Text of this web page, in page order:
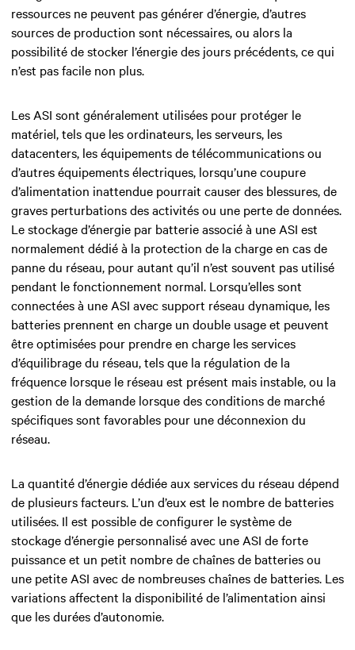
ressources ne peuvent pas générer d’énergie, d’autres
sources de production sont nécessaires, ou alors la
possibilité de stocker l’énergie des jours précédents, ce qui
n’est pas facile non plus.
Les ASI sont généralement utilisées pour protéger le
matériel, tels que les ordinateurs, les serveurs, les
datacenters, les équipements de télécommunications ou
d’autres équipements électriques, lorsqu’une coupure
d’alimentation inattendue pourrait causer des blessures, de
graves perturbations des activités ou une perte de données.
Le stockage d’énergie par batterie associé à une ASI est
normalement dédié à la protection de la charge en cas de
panne du réseau, pour autant qu’il n’est souvent pas utilisé
pendant le fonctionnement normal. Lorsqu’elles sont
connectées à une ASI avec support réseau dynamique, les
batteries prennent en charge un double usage et peuvent
être optimisées pour prendre en charge les services
d’équilibrage du réseau, tels que la régulation de la
fréquence lorsque le réseau est présent mais instable, ou la
gestion de la demande lorsque des conditions de marché
spécifiques sont favorables pour une déconnexion du
réseau.
La quantité d’énergie dédiée aux services du réseau dépend
de plusieurs facteurs. L’un d’eux est le nombre de batteries
utilisées. Il est possible de configurer le système de
stockage d’énergie personnalisé avec une ASI de forte
puissance et un petit nombre de chaînes de batteries ou
une petite ASI avec de nombreuses chaînes de batteries. Les
variations affectent la disponibilité de l’alimentation ainsi
que les durées d’autonomie.